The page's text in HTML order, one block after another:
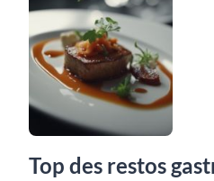
Top des restos